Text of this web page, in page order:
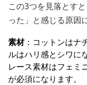
この3つを見落とす
った」と感じる原因
素材：コットンはナ
ルはハリ感とシワに
レース素材はフェミ
が必須になります。